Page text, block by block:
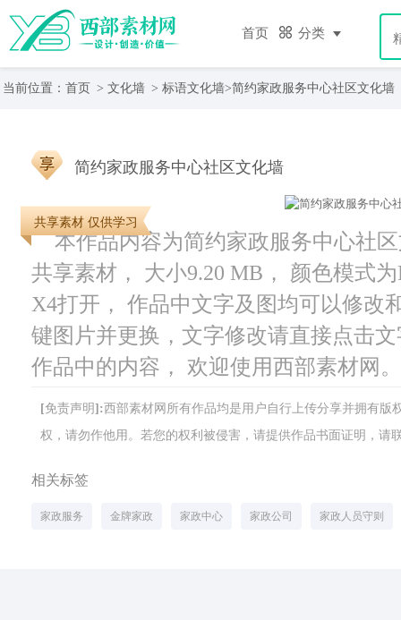
首页 分类
当前位置： 首页 > 文化墙 > 标语文化墙>简约家政服务中心社区文化墙
简约家政服务中心社区文化墙
共享素材 仅供学习
本作品内容为简约家政服务中心社
共享素材， 大小9.20 MB， 颜色模式
X4打开， 作品中文字及图均可以修改
键图片并更换，文字修改请直接点击
作品中的内容， 欢迎使用西部素材网。
[免责声明]:西部素材网所有作品均是用户自行上传分享并拥有
权，请勿作他用。若您的权利被侵害，请提供作品书面证明，请
相关标签
家政服务 金牌家政 家政中心 家政公司 家政人员守则